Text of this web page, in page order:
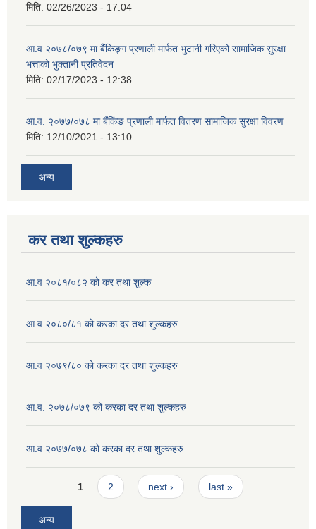
मिति: 02/26/2023 - 17:04
आ.व २०७८/०७९ मा बैंकिङ्ग प्रणाली मार्फत भुटानी गरिएको सामाजिक सुरक्षा
भत्ताको भुक्तानी प्रतिवेदन
मिति: 02/17/2023 - 12:38
आ.व. २०७७/०७८ मा बैंकिंङ प्रणाली मार्फत वितरण सामाजिक सुरक्षा विवरण
मिति: 12/10/2021 - 13:10
अन्य
कर तथा शुल्कहरु
आ.व २०८१/०८२ को कर तथा शुल्क
आ.व २०८०/८१ को करका दर तथा शुल्कहरु
आ.व २०७९/८० को करका दर तथा शुल्कहरु
आ.व. २०७८/०७९ को करका दर तथा शुल्कहरु
आ.व २०७७/०७८ को करका दर तथा शुल्कहरु
Pages1 2 next › last »
अन्य